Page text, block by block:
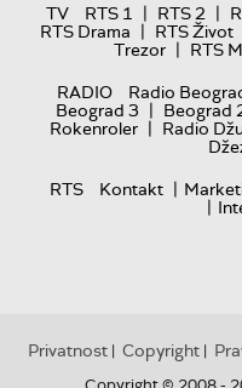
TV
RTS 1 | RTS 2 |
RTS Drama | RTS Život
Trezor | RTS
RADIO
Radio
Beograd 3 | Beograd
Rokenroler | Radio
RTS
Kontakt |
|
Privatnost| Copyright|